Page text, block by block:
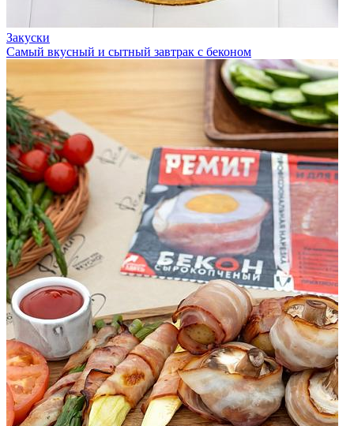
Закуски
Самый вкусный и сытный завтрак с беконом